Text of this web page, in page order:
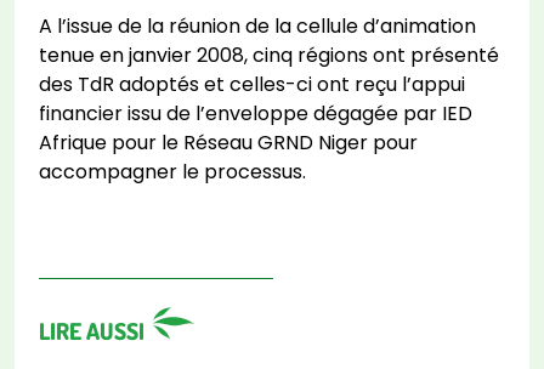
A l’issue de la réunion de la cellule d’animation
tenue en janvier 2008, cinq régions ont présenté
des TdR adoptés et celles-ci ont reçu l’appui
financier issu de l’enveloppe dégagée par IED
Afrique pour le Réseau GRND Niger pour
accompagner le processus.
LIRE AUSSI